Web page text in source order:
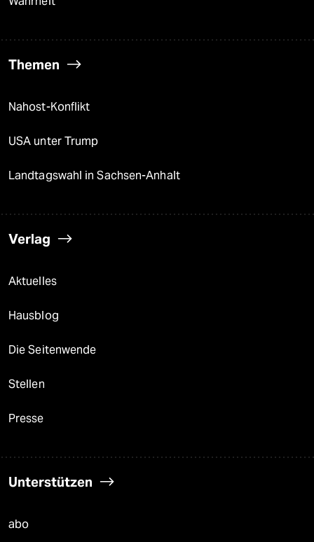
Themen
Nahost-Konflikt
USA unter Trump
Landtagswahl in Sachsen-Anhalt
Verlag
Aktuelles
Hausblog
Die Seitenwende
Stellen
Presse
Unterstützen
abo